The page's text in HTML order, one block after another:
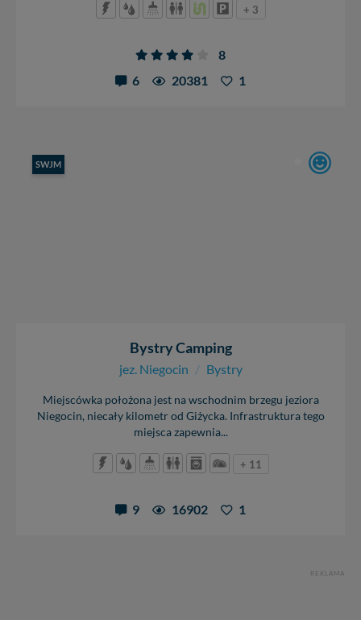
+ 3
8
6
20381 1
SWJM
Bystry Camping
jez. Niegocin / Bystry
Miejscówka położona jest na wschodnim brzegu jeziora
Niegocin, niecały kilometr od Giżycka. Infrastruktura tego
miejsca zapewnia...
+ 11
9 16902 1
REKLAMA